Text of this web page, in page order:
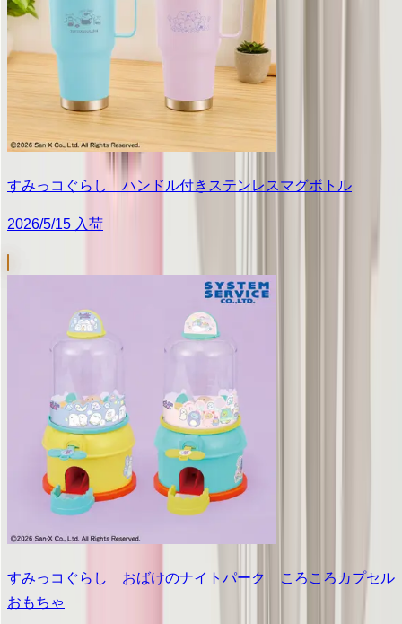
すみっコぐらし ハンドル付きステンレスマグボトル
2026/5/15 入荷
すみっコぐらし おばけのナイトパーク ころころカプセル
おもちゃ